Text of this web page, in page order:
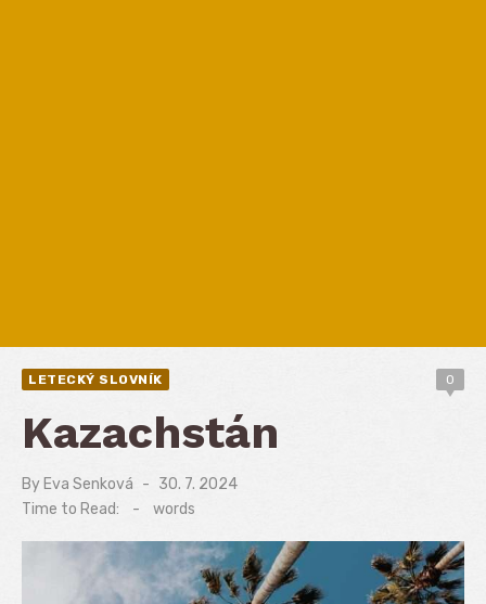
LETECKÝ SLOVNÍK 0
Kazachstán
By Eva Senková
Posted
on
30. 7. 2024
Time to Read:
- words